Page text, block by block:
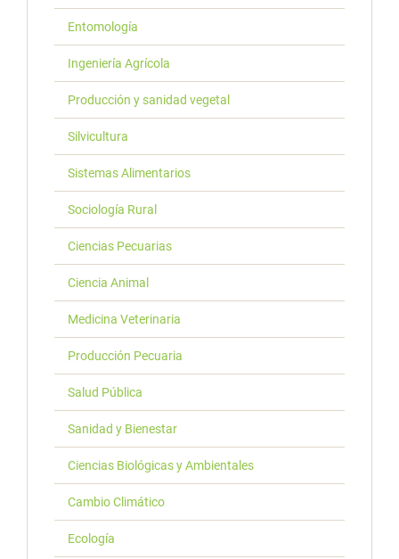
Entomología
Ingeniería Agrícola
Producción y sanidad vegetal
Silvicultura
Sistemas Alimentarios
Sociología Rural
Ciencias Pecuarias
Ciencia Animal
Medicina Veterinaria
Producción Pecuaria
Salud Pública
Sanidad y Bienestar
Ciencias Biológicas y Ambientales
Cambio Climático
Ecología